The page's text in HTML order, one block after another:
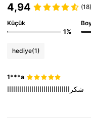
4,94 (18)
Küçük
1%
hediye(1)
1***a
شكرااااااااااااااااااااااااااااااا